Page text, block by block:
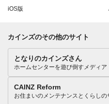
iOS版
カインズのその他のサイト
となりのカインズさん
ホームセンターを遊び倒すメディア
CAINZ Reform
お住まいのメンテナンスとくらしの